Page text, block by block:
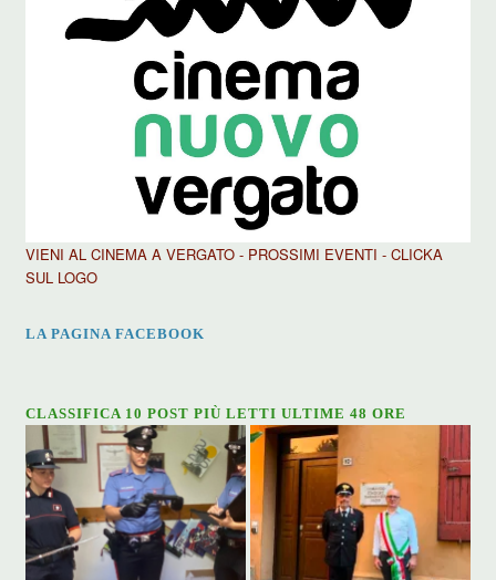
VIENI AL CINEMA A VERGATO - PROSSIMI EVENTI - CLICKA
SUL LOGO
LA PAGINA FACEBOOK
CLASSIFICA 10 POST PIÙ LETTI ULTIME 48 ORE